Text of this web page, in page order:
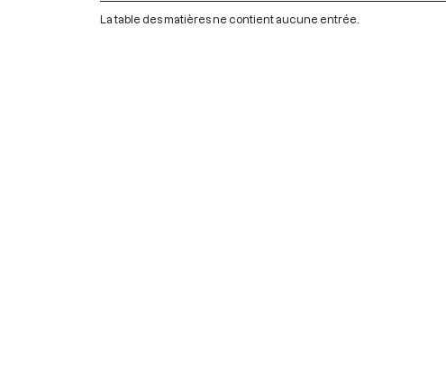
La table des matières ne contient aucune entrée.